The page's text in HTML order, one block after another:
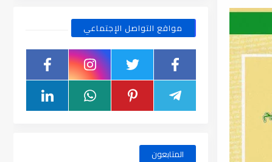
مواقع التواصل الإجتماعي
المتابعون